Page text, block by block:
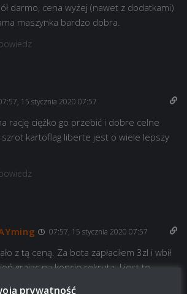
darmo, cena wyżej (nawet z dodatkami)
maszynka bardzo dobra.
15 stycznia 2020 07:57
rację ciężko go przebić i dobre celne
kartoflag liberte jest o wiele lepszy
07:57, 15 stycznia 2020 07:57
z tą ceną. Za bota zapłaciłem 3zl i wbił
grając na koncie rekruta. I jest to
prywatność